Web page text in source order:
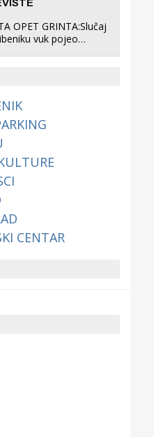
OPET GRINTA:Slučaj
vuk pojeo
CENTAR